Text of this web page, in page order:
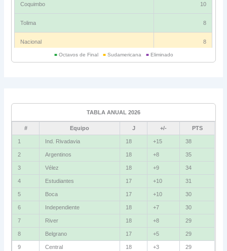
Coquimbo 10
Tolima 8
Nacional 8
Bolívar 5
La Guaira
Grupo D
U. Católica
Cruzeiro 11
Boca Jrs.
■Octavos de Final ■Sudamericana ■Eliminado
TABLA ANUAL 2026
# Equipo J +/- PTS
1 Ind. Rivadavia 18 +15 38
2 Argentinos 18 +8 35
3 Vélez 18 +9 34
4 Estudiantes 17 +10 31
5 Boca 17 +10 30
6 Independiente 18 +7 30
7 River 18 +8 29
8 Belgrano 17 +5 29
9 Central 18 +3 29